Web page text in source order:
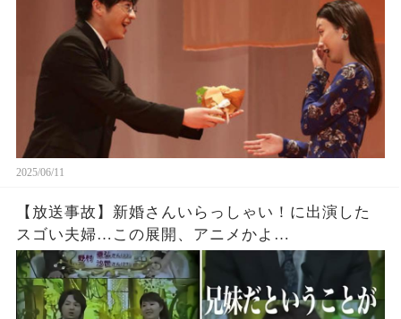
2025/06/11
【放送事故】新婚さんいらっしゃい！に出演した
スゴい夫婦…この展開、アニメかよ…